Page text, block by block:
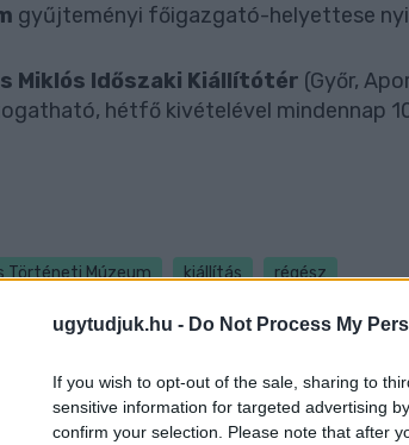
ugytudjuk.hu - Do Not Process My
If you wish to opt-out of the sale, sharing to
sensitive information for targeted advertising
confirm your selection. Please note that after
gyűjteményi főigazgató-helyettese
Miklós Időszaki Kiállítótér (Győr,
hétfő kivételével mindennap
Történeti Múzeum kiállítás régész